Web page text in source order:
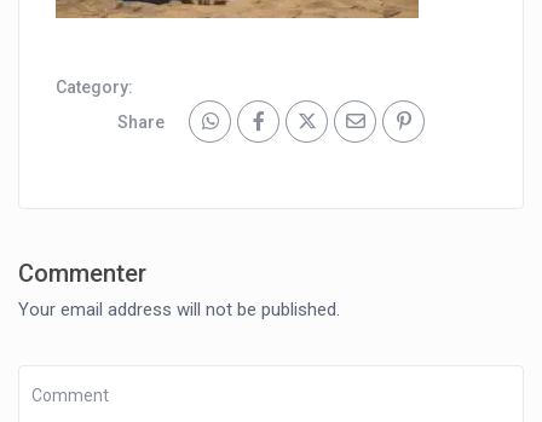
Category:
Share
Commenter
Your email address will not be published.